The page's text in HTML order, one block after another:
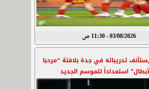
03/08/2026 - 11:30 ص
تدريباته في جدة بلافتة “مرحبا
استعداداً للموسم الجديد